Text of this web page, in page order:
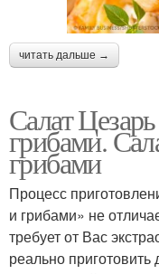
читать дальше →
Салат
грибами.
грибами
Процесс
и грибами» не
требует от Вас
реально